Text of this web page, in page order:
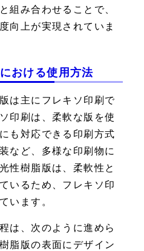
組み合わせることで、
向上が実現されていま
おける使用方法
は主にフレキソ印刷で
印刷は、柔軟な版を使
も対応できる印刷方式
など、多様な印刷物に
性樹脂版は、柔軟性と
いるため、フレキソ印
います。
は、次のように進めら
脂版の表面にデザイン